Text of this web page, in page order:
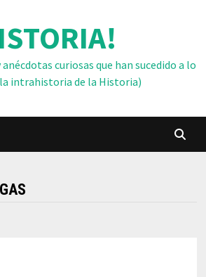
curiosas que han sucedido a lo
intrahistoria de la Historia)